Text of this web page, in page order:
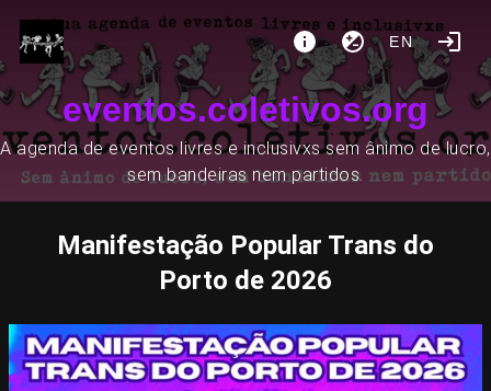
EN
eventos.coletivos.org
A agenda de eventos livres e inclusivxs sem ânimo de lucro,
sem bandeiras nem partidos.
Manifestação Popular Trans do
Porto de 2026